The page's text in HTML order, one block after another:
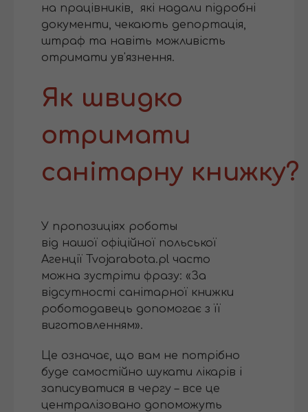
на працівників, які надали підробні
документи, чекають депортація,
штраф та навіть можливість
отримати ув'язнення.
Як швидко
отримати
санітарну книжку?
У пропозиціях роботы
від нашої офіційної польської
Агенції Tvojarabota.pl часто
можна зустріти фразу: «За
відсутності санітарної книжки
роботодавець допомогає з її
виготовленням».
Це означає, що вам не потрібно
буде самостійно шукати лікарів і
записуватися в чергу – все це
централізовано допоможуть